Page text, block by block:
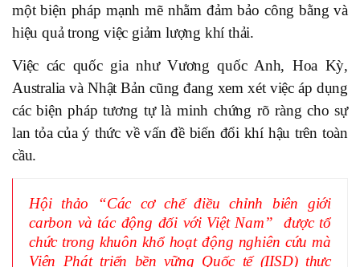
một biện pháp mạnh mẽ nhằm đảm bảo công bằng và
hiệu quả trong việc giảm lượng khí thải.
Việc các quốc gia như Vương quốc Anh, Hoa Kỳ,
Australia và Nhật Bản cũng đang xem xét việc áp dụng
các biện pháp tương tự là minh chứng rõ ràng cho sự
lan tỏa của ý thức về vấn đề biến đổi khí hậu trên toàn
cầu.
Hội thảo “Các cơ chế điều chỉnh biên giới
carbon và tác động đối với Việt Nam” được tổ
chức trong khuôn khổ hoạt động nghiên cứu mà
Viện Phát triển bền vững Quốc tế (IISD) thực